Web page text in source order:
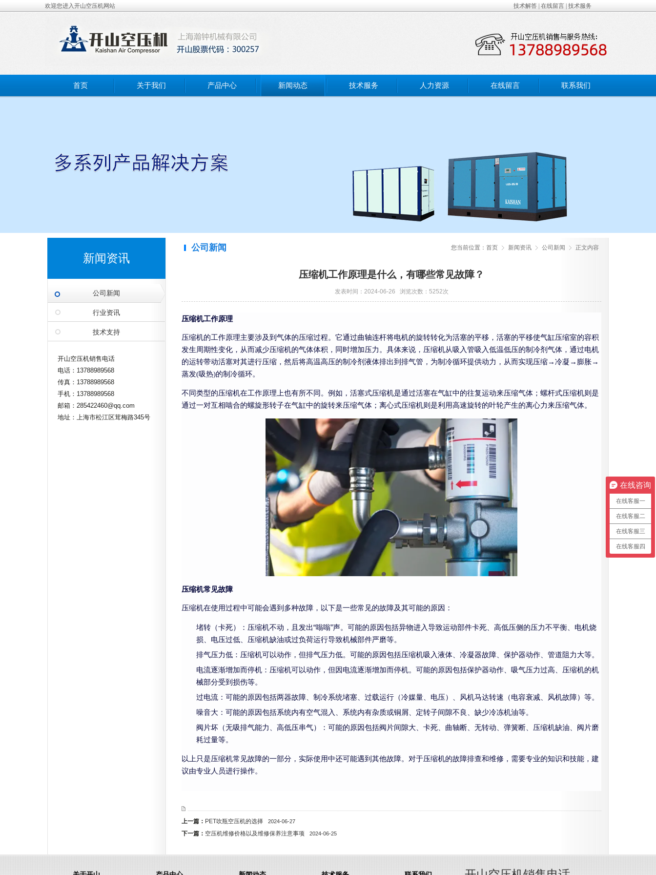
欢迎您进入开山空压机网站 技术解答 在线留言 技术服务
首页 关于我们 产品中心 新闻动态 技术服务 人力资源 在线留言 联系我们
新闻资讯
公司新闻
行业资讯
技术支持
开山空压机销售电话
电话：13788989568
传真：13788989568
手机：13788989568
邮箱：285422460@qq.com
地址：上海市松江区茸梅路345号
公司新闻 您当前位置： 首页 新闻资讯 公司新闻 正文内容
压缩机工作原理是什么，有哪些常见故障？
发表时间：2024-06-26 浏览次数：5252次
压缩机工作原理
压缩机的工作原理主要涉及到气体的压缩过程。它通过曲轴连杆将电机的旋转转化为活塞的平移，活塞的平移使气缸压缩室的容积
发生周期性变化，从而减少压缩机的气体体积，同时增加压力。具体来说，压缩机从吸入管吸入低温低压的制冷剂气体，通过电机
的运转带动活塞对其进行压缩，然后将高温高压的制冷剂液体排出到排气管，为制冷循环提供动力，从而实现压缩→冷凝→膨胀→
蒸发(吸热)的制冷循环。
不同类型的压缩机在工作原理上也有所不同。例如，活塞式压缩机是通过活塞在气缸中的往复运动来压缩气体；螺杆式压缩机则是
通过一对互相啮合的螺旋形转子在气缸中的旋转来压缩气体；离心式压缩机则是利用高速旋转的叶轮产生的离心力来压缩气体。
压缩机常见故障
压缩机在使用过程中可能会遇到多种故障，以下是一些常见的故障及其可能的原因：
堵转（卡死）：压缩机不动，且发出“嗡嗡”声。可能的原因包括异物进入导致运动部件卡死、高低压侧的压力不平衡、电机烧
损、电压过低、压缩机缺油或过负荷运行导致机械部件严磨等。
排气压力低：压缩机可以动作，但排气压力低。可能的原因包括压缩机吸入液体、冷凝器故障、保护器动作、管道阻力大等。
电流逐渐增加而停机：压缩机可以动作，但因电流逐渐增加而停机。可能的原因包括保护器动作、吸气压力过高、压缩机的机
械部分受到损伤等。
过电流：可能的原因包括两器故障、制冷系统堵塞、过载运行（冷媒量、电压）、风机马达转速（电容衰减、风机故障）等。
噪音大：可能的原因包括系统内有空气混入、系统内有杂质或铜屑、定转子间隙不良、缺少冷冻机油等。
阀片坏（无吸排气能力、高低压串气）：可能的原因包括阀片间隙大、卡死、曲轴断、无转动、弹簧断、压缩机缺油、阀片磨
耗过量等。
以上只是压缩机常见故障的一部分，实际使用中还可能遇到其他故障。对于压缩机的故障排查和维修，需要专业的知识和技能，建
议由专业人员进行操作。
上一篇： PET吹瓶空压机的选择 2024-06-27
下一篇： 空压机维修价格以及维修保养注意事项 2024-06-25
在线咨询
在线客服一
在线客服二
在线客服三
在线客服四